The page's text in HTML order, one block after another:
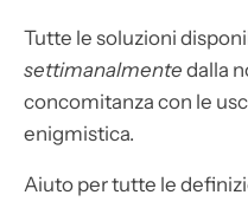
Tutte le soluzioni
settimanalmente dalla
concomitanza con le
enigmistica.
Aiuto per tutte le